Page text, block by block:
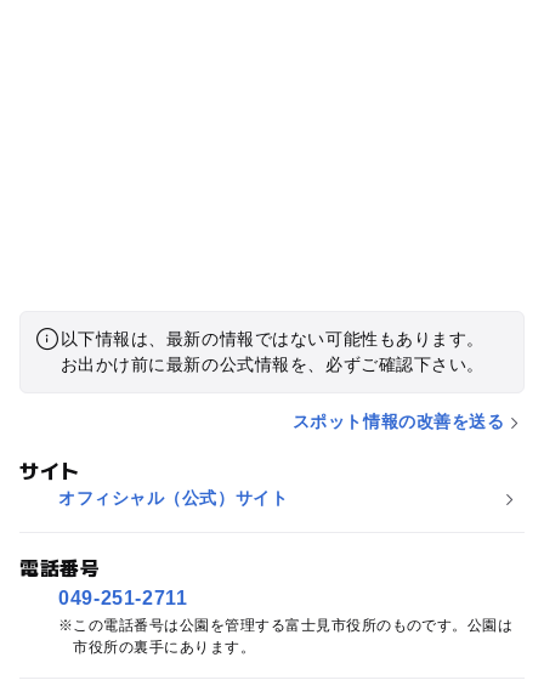
以下情報は、最新の情報ではない可能性もあります。
お出かけ前に最新の公式情報を、必ずご確認下さい。
スポット情報の改善を送る
サイト
オフィシャル（公式）サイト
電話番号
049-251-2711
この電話番号は公園を管理する富士見市役所のものです。公園は
市役所の裏手にあります。